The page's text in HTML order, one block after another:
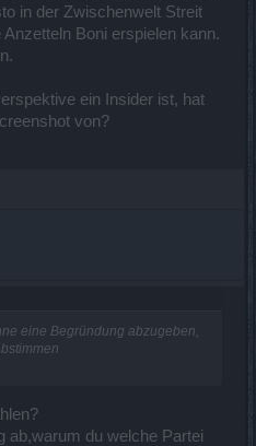
in der Zwischenwelt Streit
Boni erspielen kann.
ein Insider ist, hat
von?
eine Begründung abzugeben,
ab,warum du welche Partei